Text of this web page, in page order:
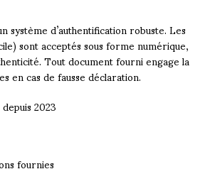
d’authentification robuste. Les
sont acceptés sous forme numérique,
Tout document fourni engage la
en cas de fausse déclaration.
2023